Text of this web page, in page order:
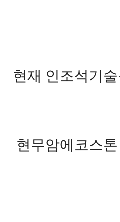
현재 인조석기
현무암에코스